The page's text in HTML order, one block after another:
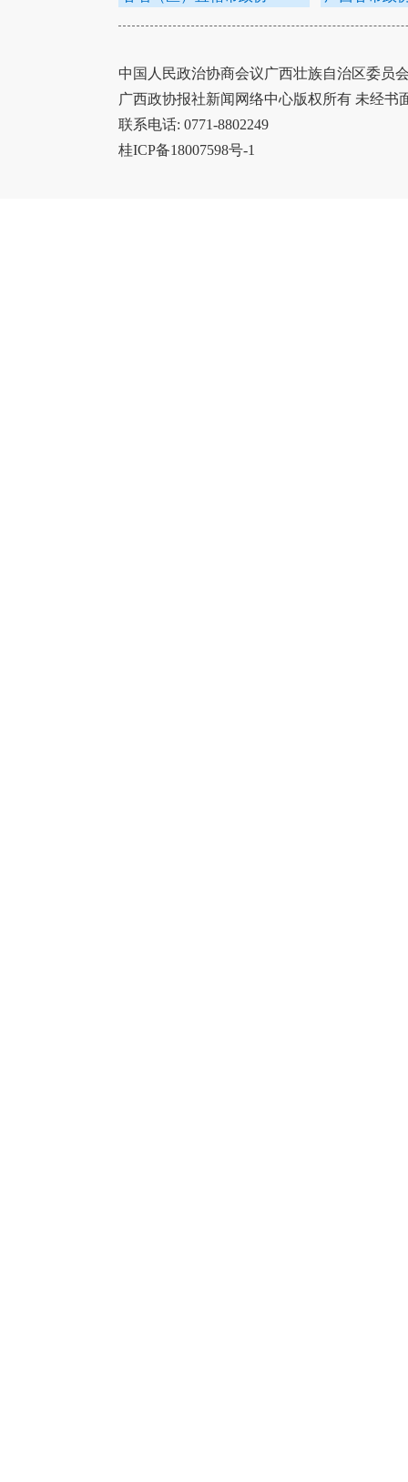
中国人民政治协商会议广西壮族自治区委员
广西政协报社新闻网络中心版权所有 未经书
联系电话: 0771-8802249
桂ICP备18007598号-1